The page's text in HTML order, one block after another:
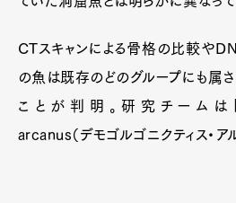
CTスキャンによる骨格の比較や
の魚は既存のどのグループにも属
ことが判明。研究チームは
arcanus（デモゴルゴニクティス・アル